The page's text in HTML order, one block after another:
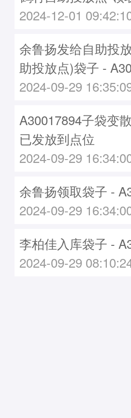
2024-12-01
余鲁扬发给自助投
助投放点)袋子 -
2024-09-29
A30017894子袋变
已发放到点位
2024-09-29
余鲁扬领取袋子 -
2024-09-29
李柏佳入库袋子 -
2024-09-29